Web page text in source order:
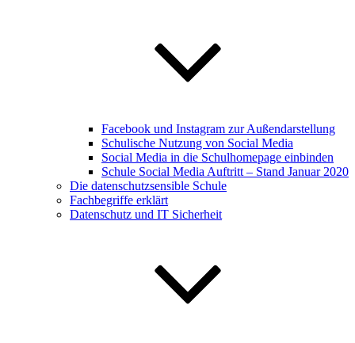
Facebook und Instagram zur Außendarstellung
Schulische Nutzung von Social Media
Social Media in die Schulhomepage einbinden
Schule Social Media Auftritt – Stand Januar 2020
Die datenschutzsensible Schule
Fachbegriffe erklärt
Datenschutz und IT Sicherheit